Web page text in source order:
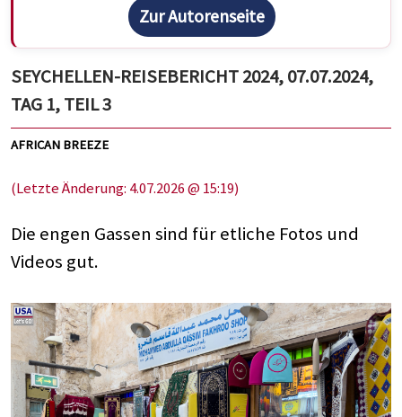
Zur Autorenseite
SEYCHELLEN-REISEBERICHT 2024, 07.07.2024,
TAG 1, TEIL 3
AFRICAN BREEZE
(Letzte Änderung: 4.07.2026 @ 15:19)
Die engen Gassen sind für etliche Fotos und
Videos gut.